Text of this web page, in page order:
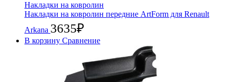
Накладки на ковролин
Накладки на ковролин передние ArtForm для Renault
Arkana 3635₽
В корзину Сравнение